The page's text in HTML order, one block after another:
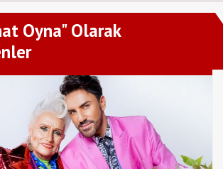
Oyna" Olarak